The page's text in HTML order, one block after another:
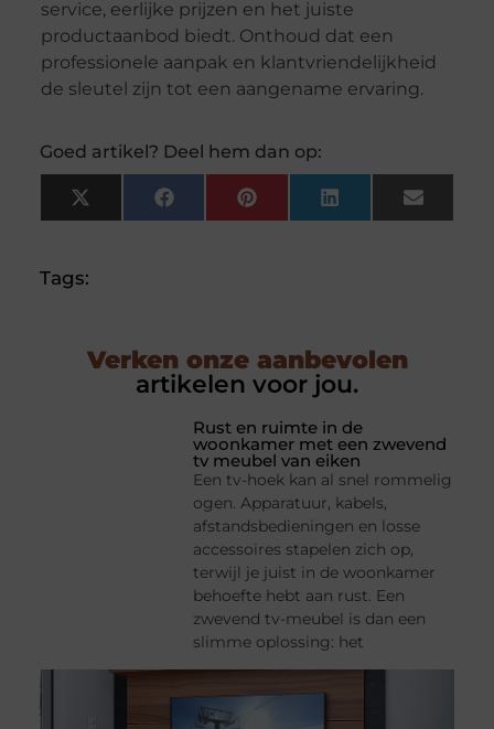
service, eerlijke prijzen en het juiste
productaanbod biedt. Onthoud dat een
professionele aanpak en klantvriendelijkheid
de sleutel zijn tot een aangename ervaring.
Goed artikel? Deel hem dan op:
X
(Twitter)
FacebookPinterestLinkedInEmail
Tags:
Verken onze aanbevolen
artikelen voor jou.
Rust en ruimte in de
woonkamer met een zwevend
tv meubel van eiken
Een tv-hoek kan al snel rommelig
ogen. Apparatuur, kabels,
afstandsbedieningen en losse
accessoires stapelen zich op,
terwijl je juist in de woonkamer
behoefte hebt aan rust. Een
zwevend tv-meubel is dan een
slimme oplossing: het